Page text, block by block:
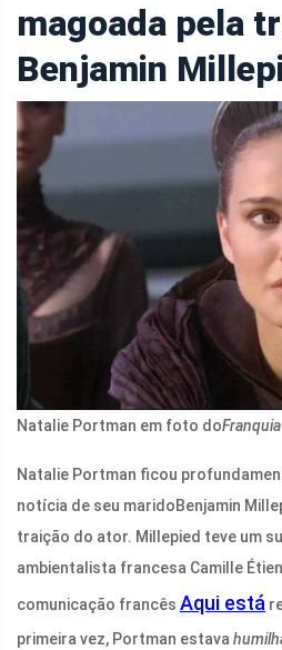
magoada pela
Benjamin
Natalie Portman em foto do
Natalie Portman ficou
notícia de seu maridoBenjamin
traição do ator. Millepied teve um
ambientalista francesa Camille
comunicação francês Aqui está
primeira vez, Portman estava